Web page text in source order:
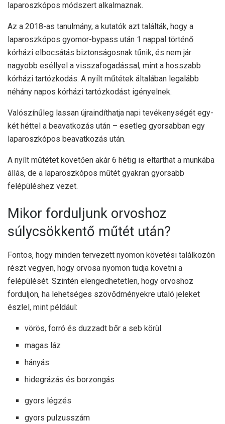
laparoszkópos módszert alkalmaznak.
Az a 2018-as tanulmány, a kutatók azt találták, hogy a
laparoszkópos gyomor-bypass után 1 nappal történő
kórházi elbocsátás biztonságosnak tűnik, és nem jár
nagyobb eséllyel a visszafogadással, mint a hosszabb
kórházi tartózkodás. A nyílt műtétek általában legalább
néhány napos kórházi tartózkodást igényelnek.
Valószínűleg lassan újraindíthatja napi tevékenységét egy-
két héttel a beavatkozás után – esetleg gyorsabban egy
laparoszkópos beavatkozás után.
A nyílt műtétet követően akár 6 hétig is eltarthat a munkába
állás, de a laparoszkópos műtét gyakran gyorsabb
felépüléshez vezet.
Mikor forduljunk orvoshoz
súlycsökkentő műtét után?
Fontos, hogy minden tervezett nyomon követési találkozón
részt vegyen, hogy orvosa nyomon tudja követni a
felépülését. Szintén elengedhetetlen, hogy orvoshoz
forduljon, ha lehetséges szövődményekre utaló jeleket
észlel, mint például:
vörös, forró és duzzadt bőr a seb körül
magas láz
hányás
hidegrázás és borzongás
gyors légzés
gyors pulzusszám